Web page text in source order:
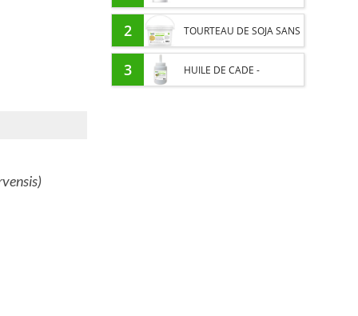
)
PROBIOTIQUE CHEVAL -
FLORE INTESTINALE ET
DIGESTION
2 TOURTEAU DE SOJA SANS
OGM - APPORT EN
3 HUILE DE CADE -